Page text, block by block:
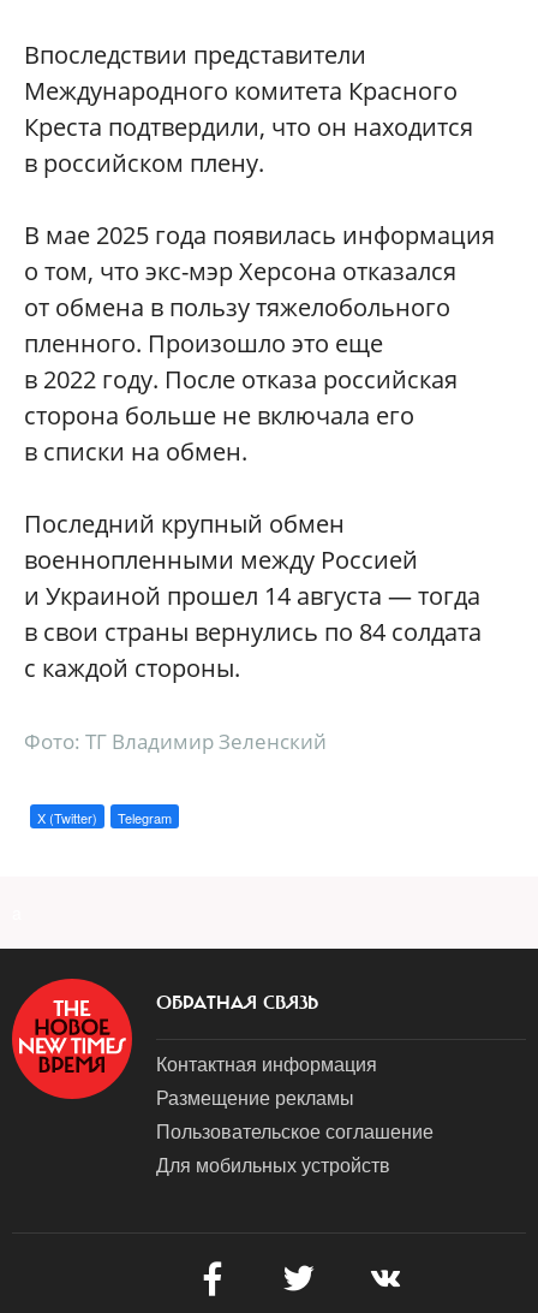
Впоследствии представители
Международного комитета Красного
Креста подтвердили, что он находится
в российском плену.
В мае 2025 года появилась информация
о том, что экс-мэр Херсона отказался
от обмена в пользу тяжелобольного
пленного. Произошло это еще
в 2022 году. После отказа российская
сторона больше не включала его
в списки на обмен.
Последний крупный обмен
военнопленными между Россией
и Украиной прошел 14 августа — тогда
в свои страны вернулись по 84 солдата
с каждой стороны.
Фото: ТГ Владимир Зеленский
X (Twitter) Telegram
ОБРАТНАЯ СВЯЗЬ
Контактная информация
Размещение рекламы
Пользовательское соглашение
Для мобильных устройств